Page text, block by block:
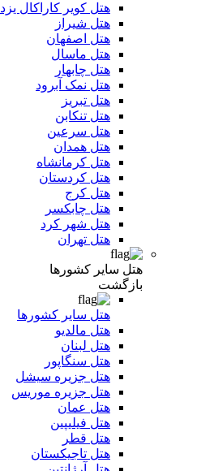
هتل کویر کاراکال یزد
هتل شیراز
هتل اصفهان
هتل ماسال
هتل چابهار
هتل نمک آبرود
هتل تبریز
هتل تنکابن
هتل سرعین
هتل همدان
هتل کرمانشاه
هتل کردستان
هتل کرج
هتل چابکسر
هتل شهر کرد
هتل تهران
هتل سایر کشورها
بازگشت
هتل سایر کشورها
هتل مالدیو
هتل لبنان
هتل سنگاپور
هتل جزیره سیشل
هتل جزیره موریس
هتل عمان
هتل فیلیپین
هتل قطر
هتل تاجیکستان